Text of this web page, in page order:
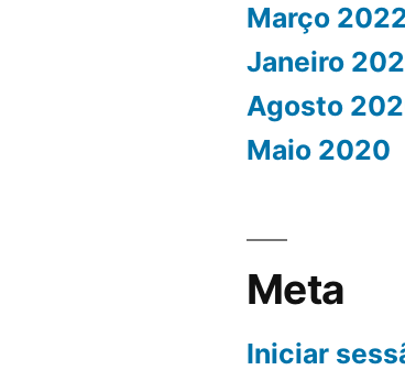
Março
Janeiro
Agosto
Maio 2020
Meta
Iniciar